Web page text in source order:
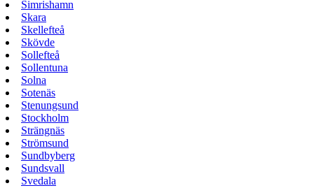
Simrishamn
Skara
Skellefteå
Skövde
Sollefteå
Sollentuna
Solna
Sotenäs
Stenungsund
Stockholm
Strängnäs
Strömsund
Sundbyberg
Sundsvall
Svedala